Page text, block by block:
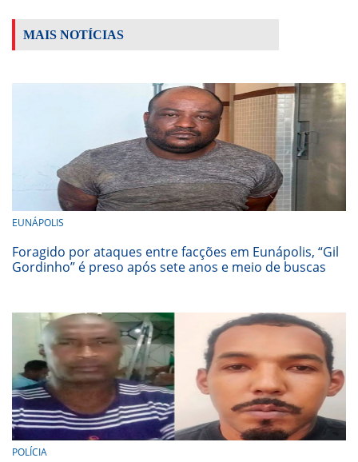
MAIS NOTÍCIAS
EUNÁPOLIS
Foragido por ataques entre facções em Eunápolis, “Gil
Gordinho” é preso após sete anos e meio de buscas
POLÍCIA